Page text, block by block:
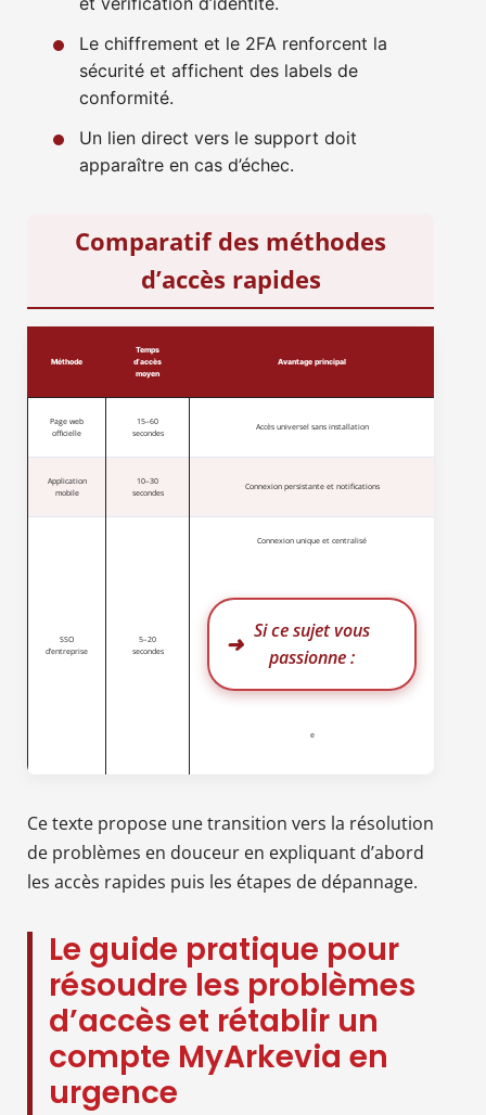
Le chiffrement et le 2FA renforcent la
sécurité et affichent des labels de
conformité.
Un lien direct vers le support doit
apparaître en cas d’échec.
Comparatif des méthodes
d’accès rapides
Méthode
Temps
d’accès
moyen
Avantage principal
Page web
officielle
15–60
secondes
Accès universel sans installation
Application
mobile
10–30
secondes
Connexion persistante et notifications
SSO
d’entreprise
5–20
secondes
Connexion unique et centralisé
Si ce sujet vous
passionne :
e
Ce texte propose une transition vers la résolution
de problèmes en douceur en expliquant d’abord
les accès rapides puis les étapes de dépannage.
Le guide pratique pour
résoudre les problèmes
d’accès et rétablir un
compte MyArkevia en
urgence